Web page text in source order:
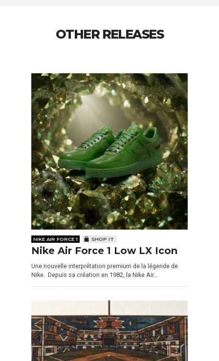
OTHER RELEASES
NIKE AIR FORCE 1 SHOP IT
Nike Air Force 1 Low LX Icon
Une nouvelle interprétation premium de la légende de
Nike. Depuis sa création en 1982, la Nike Air…